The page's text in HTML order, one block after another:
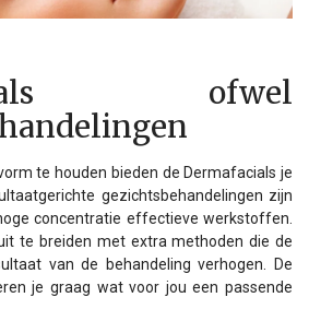
ofwel
te houden bieden de Dermafacials je
gezichtsbehandelingen zijn
concentratie effectieve werkstoffen.
te breiden met extra methoden die de
van de behandeling verhogen. De
je graag wat voor jou een passende